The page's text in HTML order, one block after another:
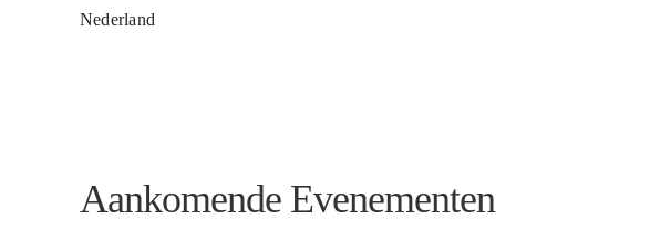
Nederland
Aankomende Evenementen